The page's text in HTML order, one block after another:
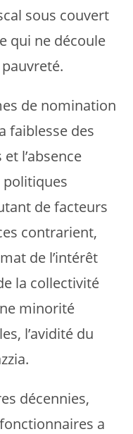
sous couvert
qui ne découle
de nomination
faiblesse des
l’absence
politiques
de facteurs
contrarient,
de l’intérêt
la collectivité
minorité
l’avidité du
décennies,
a